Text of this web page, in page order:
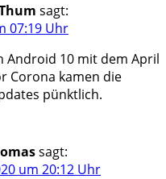
sagt:
07:19 Uhr
Android 10 mit dem April
Corona kamen die
pünktlich.
sagt:
um 20:12 Uhr